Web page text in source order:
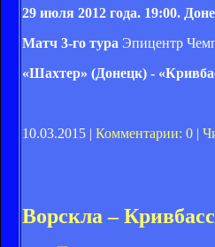
29 июля 2012 года. 19:00.
Матч 3-го тура Эпицентр
«Шахтер» (Донецк) -
10.03.2015 | Комментарии: 0 |
Ворскла –